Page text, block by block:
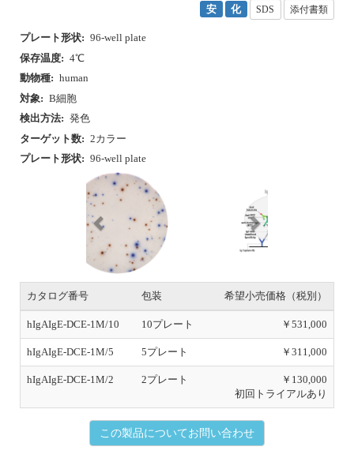
安 化 SDS 添付書類
プレート形状: 96-well plate
保存温度: 4℃
動物種: human
対象: B細胞
検出方法: 発色
ターゲット数: 2カラー
プレート形状: 96-well plate
P
r
e
v
o
u
s
x
t
hIgAIgE-DCE-1M/5
hIgAIgE-DCE-1M/2
初回トライアルあり